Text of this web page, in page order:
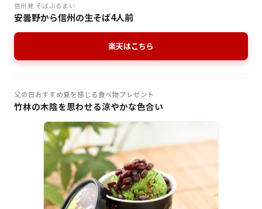
信州発 そばぶるまい
安曇野から信州の生そば4人前
楽天はこちら
父の日おすすめ夏を感じる食べ物プレゼント
竹林の木陰を思わせる涼やかな色合い